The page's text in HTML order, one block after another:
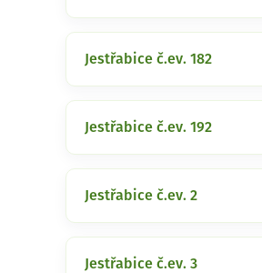
Jestřabice č.ev. 182
Jestřabice č.ev. 192
Jestřabice č.ev. 2
Jestřabice č.ev. 3